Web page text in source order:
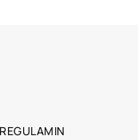
REGULAMIN